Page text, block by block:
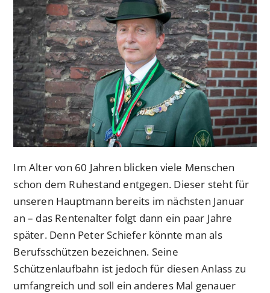
Im Alter von 60 Jahren blicken viele Menschen
schon dem Ruhestand entgegen. Dieser steht für
unseren Hauptmann bereits im nächsten Januar
an – das Rentenalter folgt dann ein paar Jahre
später. Denn Peter Schiefer könnte man als
Berufsschützen bezeichnen. Seine
Schützenlaufbahn ist jedoch für diesen Anlass zu
umfangreich und soll ein anderes Mal genauer